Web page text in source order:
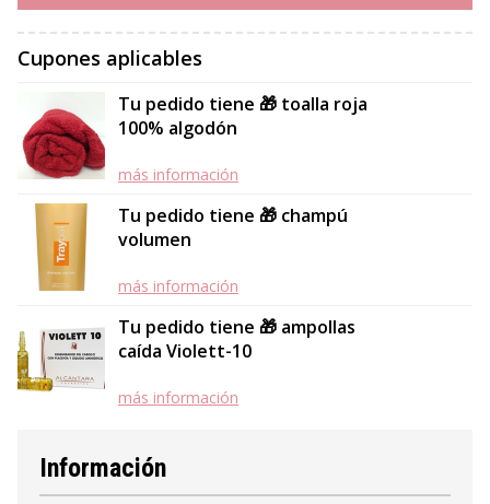
Cupones aplicables
Tu pedido tiene 🎁 toalla roja
100% algodón
más información
Tu pedido tiene 🎁 champú
volumen
más información
Tu pedido tiene 🎁 ampollas
caída Violett-10
más información
Información